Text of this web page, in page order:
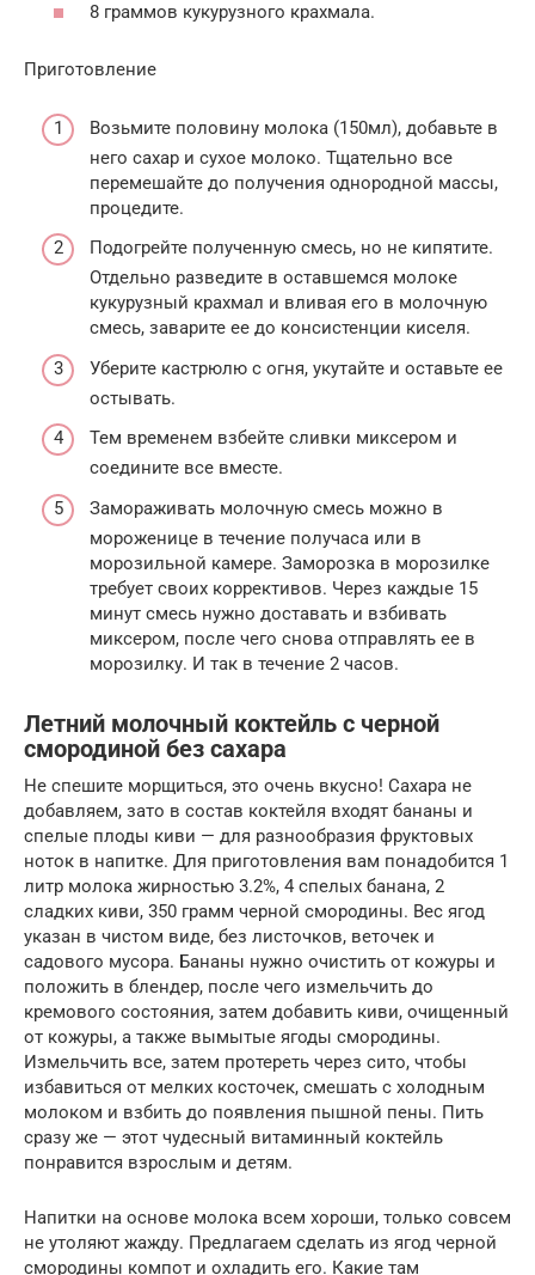
8 граммов кукурузного крахмала.
Приготовление
Возьмите половину молока (150мл), добавьте в
него сахар и сухое молоко. Тщательно все
перемешайте до получения однородной массы,
процедите.
Подогрейте полученную смесь, но не кипятите.
Отдельно разведите в оставшемся молоке
кукурузный крахмал и вливая его в молочную
смесь, заварите ее до консистенции киселя.
Уберите кастрюлю с огня, укутайте и оставьте ее
остывать.
Тем временем взбейте сливки миксером и
соедините все вместе.
Замораживать молочную смесь можно в
мороженице в течение получаса или в
морозильной камере. Заморозка в морозилке
требует своих коррективов. Через каждые 15
минут смесь нужно доставать и взбивать
миксером, после чего снова отправлять ее в
морозилку. И так в течение 2 часов.
Летний молочный коктейль с черной
смородиной без сахара
Не спешите морщиться, это очень вкусно! Сахара не
добавляем, зато в состав коктейля входят бананы и
спелые плоды киви — для разнообразия фруктовых
ноток в напитке. Для приготовления вам понадобится 1
литр молока жирностью 3.2%, 4 спелых банана, 2
сладких киви, 350 грамм черной смородины. Вес ягод
указан в чистом виде, без листочков, веточек и
садового мусора. Бананы нужно очистить от кожуры и
положить в блендер, после чего измельчить до
кремового состояния, затем добавить киви, очищенный
от кожуры, а также вымытые ягоды смородины.
Измельчить все, затем протереть через сито, чтобы
избавиться от мелких косточек, смешать с холодным
молоком и взбить до появления пышной пены. Пить
сразу же — этот чудесный витаминный коктейль
понравится взрослым и детям.
Напитки на основе молока всем хороши, только совсем
не утоляют жажду. Предлагаем сделать из ягод черной
смородины компот и охладить его. Какие там